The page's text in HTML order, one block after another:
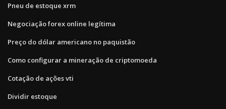
Pneu de estoque xrm
Negociação forex online legítima
Preço do dólar americano no paquistão
Como configurar a mineração de criptomoeda
Cotação de ações vti
Dividir estoque